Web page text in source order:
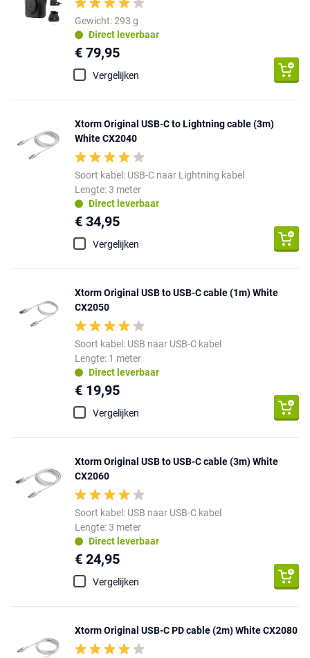
Gewicht: 293 g
Direct leverbaar
€ 79,95
Vergelijken
Xtorm Original USB-C to Lightning cable (3m)
White CX2040
Soort kabel: USB-C naar Lightning kabel
Lengte: 3 meter
Direct leverbaar
€ 34,95
Vergelijken
Xtorm Original USB to USB-C cable (1m) White
CX2050
Soort kabel: USB naar USB-C kabel
Lengte: 1 meter
Direct leverbaar
€ 19,95
Vergelijken
Xtorm Original USB to USB-C cable (3m) White
CX2060
Soort kabel: USB naar USB-C kabel
Lengte: 3 meter
Direct leverbaar
€ 24,95
Vergelijken
Xtorm Original USB-C PD cable (2m) White CX2080